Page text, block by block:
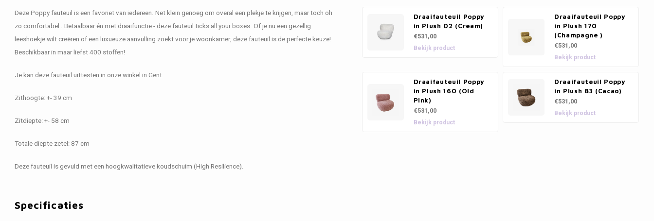
Deze Poppy fauteuil is een favoriet van iedereen. Net klein genoeg om overal een plekje te krijgen, maar toch oh
zo comfortabel . Betaalbaar én met draaifunctie - deze fauteuil ticks all your boxes. Of je nu een gezellig
leeshoekje wilt creëren of een luxueuze aanvulling zoekt voor je woonkamer, deze fauteuil is de perfecte keuze!
Beschikbaar in maar liefst 400 stoffen!
Je kan deze fauteuil uittesten in onze winkel in Gent.
Zithoogte: +- 39 cm
Zitdiepte: +- 58 cm
Totale diepte zetel: 87 cm
Deze fauteuil is gevuld met een hoogkwalitatieve koudschuim (High Resilience).
Specificaties
Draaifauteuil Poppy
in Plush 02 (Cream)
€531,00
Bekijk product
Draaifauteuil Poppy
in Plush 170
(Champagne )
€531,00
Bekijk product
Draaifauteuil Poppy
in Plush 160 (Old
Pink)
€531,00
Bekijk product
Draaifauteuil Poppy
in Plush 83 (Cacao)
€531,00
Bekijk product